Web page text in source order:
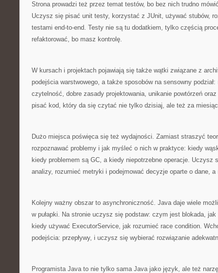
Strona prowadzi też przez temat testów, bo bez nich trudno
Uczysz się pisać unit testy, korzystać z JUnit, używać stubów,
testami end-to-end. Testy nie są tu dodatkiem, tylko częścią
refaktorować, bo masz kontrolę.
W kursach i projektach pojawiają się także wątki związane z
podejścia warstwowego, a także sposobów na sensowny
czytelność, dobre zasady projektowania, unikanie powtórzeń
pisać kod, który da się czytać nie tylko dzisiaj, ale też za
Dużo miejsca poświęca się też wydajności. Zamiast straszyć
rozpoznawać problemy i jak myśleć o nich w praktyce: kiedy
kiedy problemem są GC, a kiedy niepotrzebne operacje. Uczysz
analizy, rozumieć metryki i podejmować decyzje oparte o dane,
Kolejny ważny obszar to asynchroniczność. Java daje wiele
w pułapki. Na stronie uczysz się podstaw: czym jest blokada, jak
kiedy używać ExecutorService, jak rozumieć race condition.
podejścia: przepływy, i uczysz się wybierać rozwiązanie
Programista Java to nie tylko sama Java jako język, ale też